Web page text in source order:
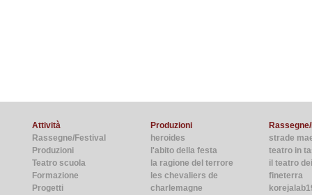
Attività
Rassegne/Festival
Produzioni
Teatro scuola
Formazione
Progetti
Produzioni
heroides
l'abito della festa
la ragione del terrore
les chevaliers de
charlemagne
strade
teatro in
il teatro
fineterra